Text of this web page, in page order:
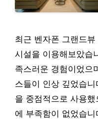
최근 벤자폰 그랜드
시설을 이용해보았습
족스러운 경험이었으
스들이 인상 깊었습
을 중점적으로 사용했
에 부족함이 없었습니